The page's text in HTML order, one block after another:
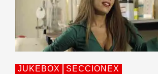
JUKEBOX SECCIONEX